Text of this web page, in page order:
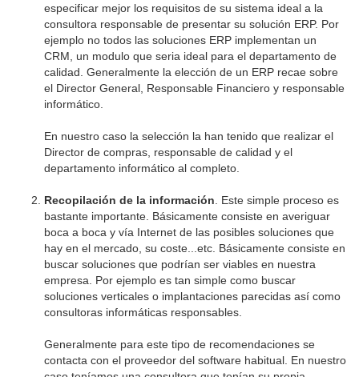
especificar mejor los requisitos de su sistema ideal a la
consultora responsable de presentar su solución ERP. Por
ejemplo no todos las soluciones ERP implementan un
CRM, un modulo que seria ideal para el departamento de
calidad. Generalmente la elección de un ERP recae sobre
el Director General, Responsable Financiero y responsable
informático.
En nuestro caso la selección la han tenido que realizar el
Director de compras, responsable de calidad y el
departamento informático al completo.
Recopilación de la información. Este simple proceso es
bastante importante. Básicamente consiste en averiguar
boca a boca y vía Internet de las posibles soluciones que
hay en el mercado, su coste...etc. Básicamente consiste en
buscar soluciones que podrían ser viables en nuestra
empresa. Por ejemplo es tan simple como buscar
soluciones verticales o implantaciones parecidas así como
consultoras informáticas responsables.
Generalmente para este tipo de recomendaciones se
contacta con el proveedor del software habitual. En nuestro